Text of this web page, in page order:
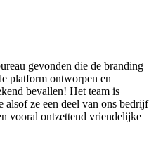
gevonden die de branding
platform ontworpen en
bevallen! Het team is
ze een deel van ons bedrijf
vooral ontzettend vriendelijke